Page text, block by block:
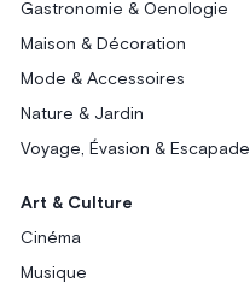
Gastronomie & Oenologie
Maison & Décoration
Mode & Accessoires
Nature & Jardin
Voyage, Évasion & Escapade
Art & Culture
Cinéma
Musique